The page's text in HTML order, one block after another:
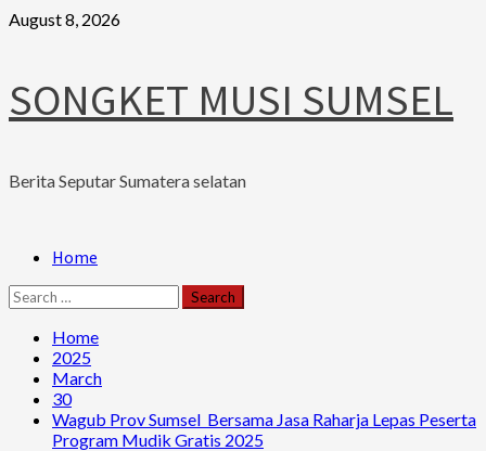
Skip
August 8, 2026
SONGKET MUSI SUMSEL
Berita Seputar Sumatera selatan
PrimaryHome
Search
for:
Home
2025
March
30
Wagub Prov Sumsel Bersama Jasa Raharja Lepas Peserta
Program Mudik Gratis 2025